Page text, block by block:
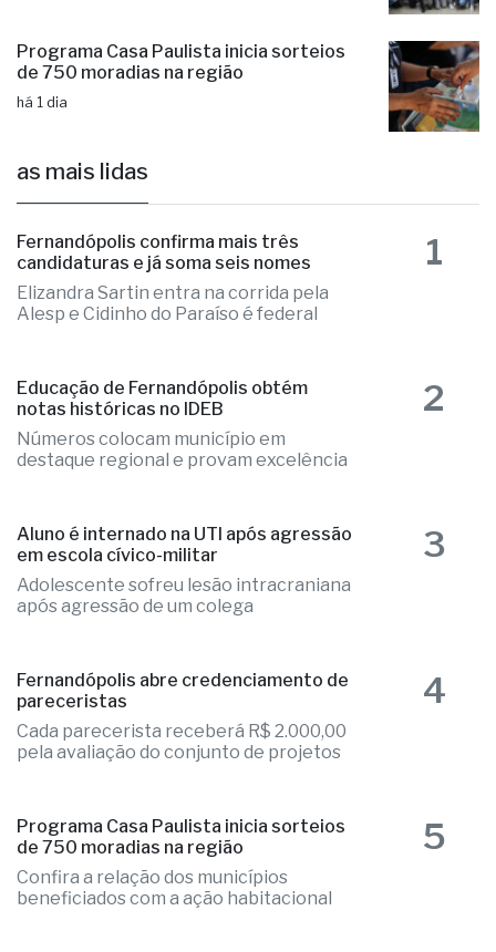
Programa Casa Paulista inicia sorteios
de 750 moradias na região
há 1 dia
as mais lidas
Fernandópolis confirma mais três
candidaturas e já soma seis nomes
Elizandra Sartin entra na corrida pela
Alesp e Cidinho do Paraíso é federal
1
Educação de Fernandópolis obtém
notas históricas no IDEB
Números colocam município em
destaque regional e provam excelência
2
Aluno é internado na UTI após agressão
em escola cívico-militar
Adolescente sofreu lesão intracraniana
após agressão de um colega
3
Fernandópolis abre credenciamento de
pareceristas
Cada parecerista receberá R$ 2.000,00
pela avaliação do conjunto de projetos
4
Programa Casa Paulista inicia sorteios
de 750 moradias na região
Confira a relação dos municípios
beneficiados com a ação habitacional
5